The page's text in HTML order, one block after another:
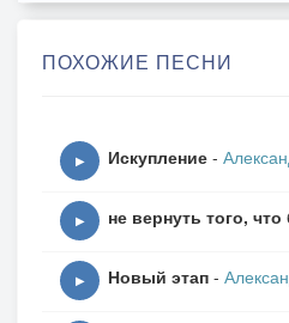
ПОХОЖИЕ ПЕСНИ
▶ Искупление -
▶ не вернуть того,
▶ Новый этап -